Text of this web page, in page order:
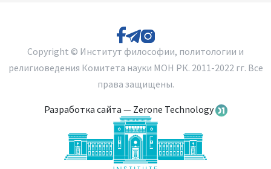
Copyright © Институт философии, политологии и
религиоведения Комитета науки МОН РК. 2011-2022 гг. Все
права защищены.
Разработка сайта — Zerone Technology